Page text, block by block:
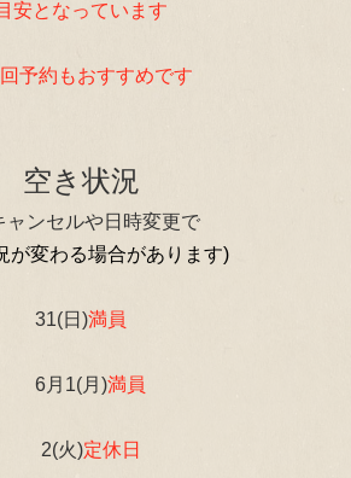
安となっています
予約もおすすめです
空き状況
ャンセルや日時変更で
が変わる場合があります)
31(日)満員
6月1(月)満員
2(火)定休日